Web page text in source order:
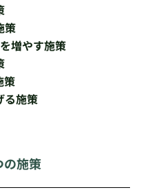
策
増やす施策
策
る施策
の施策